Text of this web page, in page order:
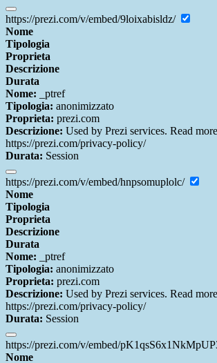
https://prezi.com/v/embed/9loixabisldz/
Nome
Tipologia
Proprieta
Descrizione
Durata
Nome: _ptref
Tipologia: anonimizzato
Proprieta: prezi.com
Descrizione: Used by Prezi services. Read
https://prezi.com/privacy-policy/
Durata: Session
https://prezi.com/v/embed/hnpsomuplolc/
Nome
Tipologia
Proprieta
Descrizione
Durata
Nome: _ptref
Tipologia: anonimizzato
Proprieta: prezi.com
Descrizione: Used by Prezi services. Read
https://prezi.com/privacy-policy/
Durata: Session
https://prezi.com/v/embed/
Nome